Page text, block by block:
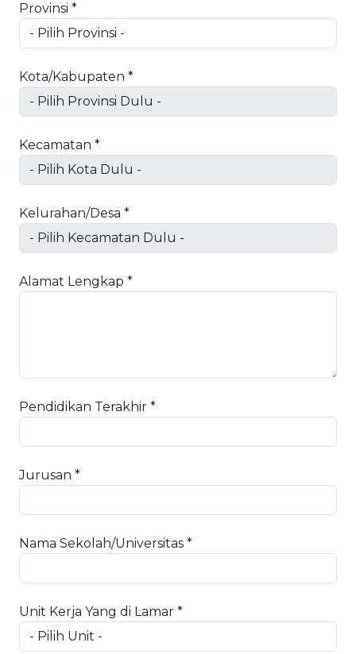
Provinsi *
Kota/Kabupaten *
Kecamatan *
Kelurahan/Desa *
Alamat Lengkap *
Pendidikan Terakhir *
Jurusan *
Nama Sekolah/Universitas *
Unit Kerja Yang di Lamar *